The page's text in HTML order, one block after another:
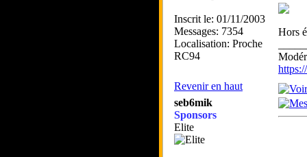
Inscrit le: 01/11/2003
Messages: 7354
Localisation: Proche
RC94
Hors
Revenir en haut
seb6mik
Sponsors
Elite